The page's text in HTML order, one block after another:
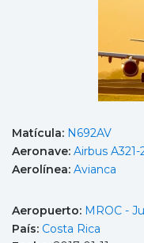
Matícula: N692AV
Aeronave: Airbus A321-
Aerolínea: Avianca
Aeropuerto: MROC -
País: Costa Rica